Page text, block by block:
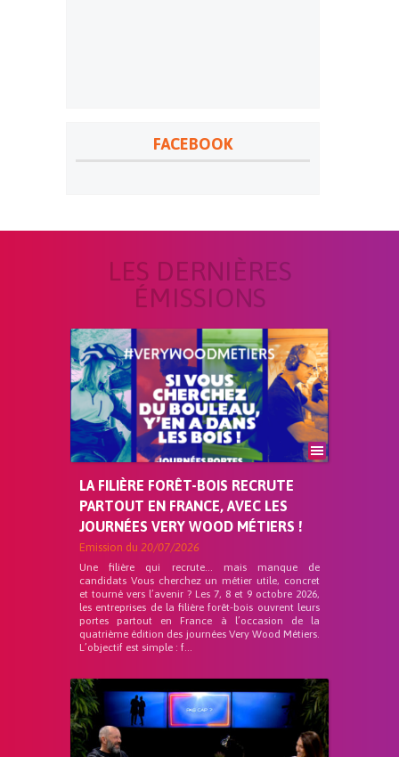
FACEBOOK
LES DERNIÈRES
ÉMISSIONS
LA FILIÈRE FORÊT-BOIS RECRUTE
PARTOUT EN FRANCE, AVEC LES
JOURNÉES VERY WOOD MÉTIERS !
Emission du 20/07/2026
Une filière qui recrute… mais manque de
candidats Vous cherchez un métier utile, concret
et tourné vers l’avenir ? Les 7, 8 et 9 octobre 2026,
les entreprises de la filière forêt-bois ouvrent leurs
portes partout en France à l’occasion de la
quatrième édition des journées Very Wood Métiers.
L’objectif est simple : f...